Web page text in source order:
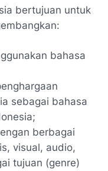
bertujuan untuk
bahasa
sebagai bahasa
berbagai
visual, audio,
tujuan (genre)